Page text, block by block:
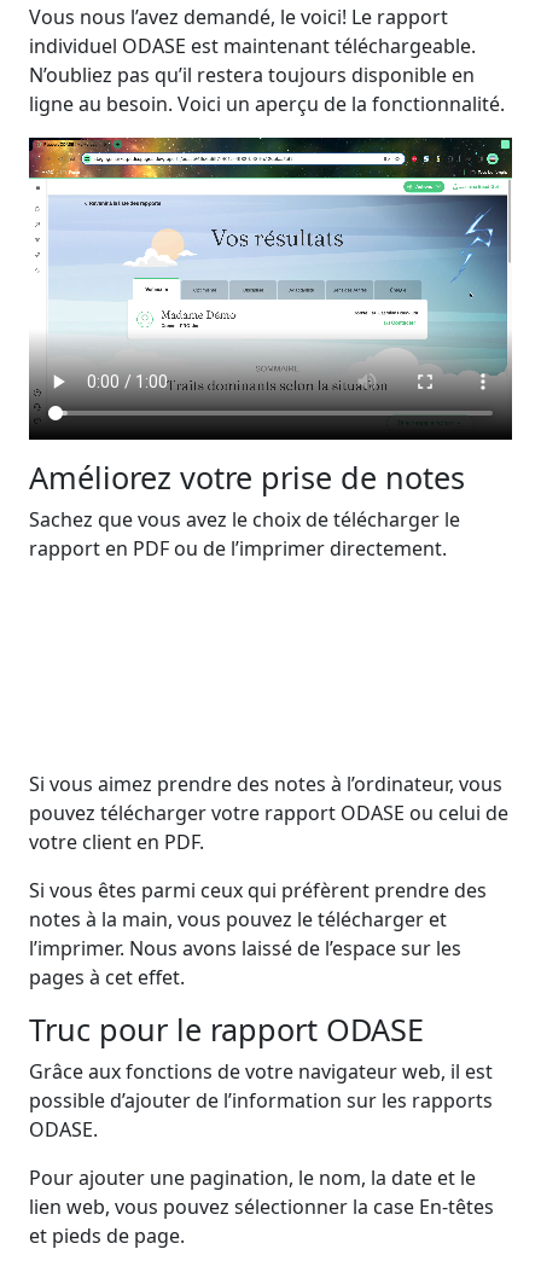
Vous nous l’avez demandé, le voici! Le rapport
individuel ODASE est maintenant téléchargeable.
N’oubliez pas qu’il restera toujours disponible en
ligne au besoin. Voici un aperçu de la fonctionnalité.
Améliorez votre prise de notes
Sachez que vous avez le choix de télécharger le
rapport en PDF ou de l’imprimer directement.
Si vous aimez prendre des notes à l’ordinateur, vous
pouvez télécharger votre rapport ODASE ou celui de
votre client en PDF.
Si vous êtes parmi ceux qui préfèrent prendre des
notes à la main, vous pouvez le télécharger et
l’imprimer. Nous avons laissé de l’espace sur les
pages à cet effet.
Truc pour le rapport ODASE
Grâce aux fonctions de votre navigateur web, il est
possible d’ajouter de l’information sur les rapports
ODASE.
Pour ajouter une pagination, le nom, la date et le
lien web, vous pouvez sélectionner la case En-têtes
et pieds de page.